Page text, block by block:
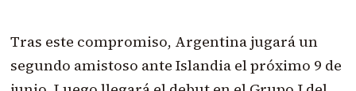
Tras este compromiso, Argentina jugará un
segundo amistoso ante Islandia el próximo 9 de